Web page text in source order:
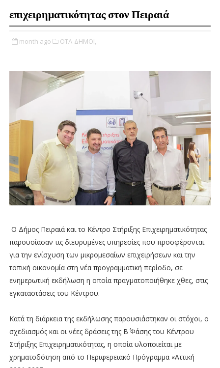
επιχειρηματικότητας στον Πειραιά
month ago ΟΤΑ-ΔΗΜΟΙ,
Ο Δήμος Πειραιά και το Κέντρο Στήριξης Επιχειρηματικότητας
παρουσίασαν τις διευρυμένες υπηρεσίες που προσφέρονται
για την ενίσχυση των μικρομεσαίων επιχειρήσεων και την
τοπική οικονομία στη νέα προγραμματική περίοδο, σε
ενημερωτική εκδήλωση η οποία πραγματοποιήθηκε χθες, στις
εγκαταστάσεις του Κέντρου.
Κατά τη διάρκεια της εκδήλωσης παρουσιάστηκαν οι στόχοι, ο
σχεδιασμός και οι νέες δράσεις της Β΄ Φάσης του Κέντρου
Στήριξης Επιχειρηματικότητας, η οποία υλοποιείται με
χρηματοδότηση από το Περιφερειακό Πρόγραμμα «Αττική